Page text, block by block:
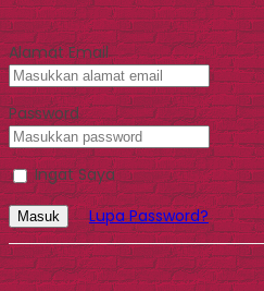
Alamat Email
Password
Ingat Saya
Masuk Lupa Password?